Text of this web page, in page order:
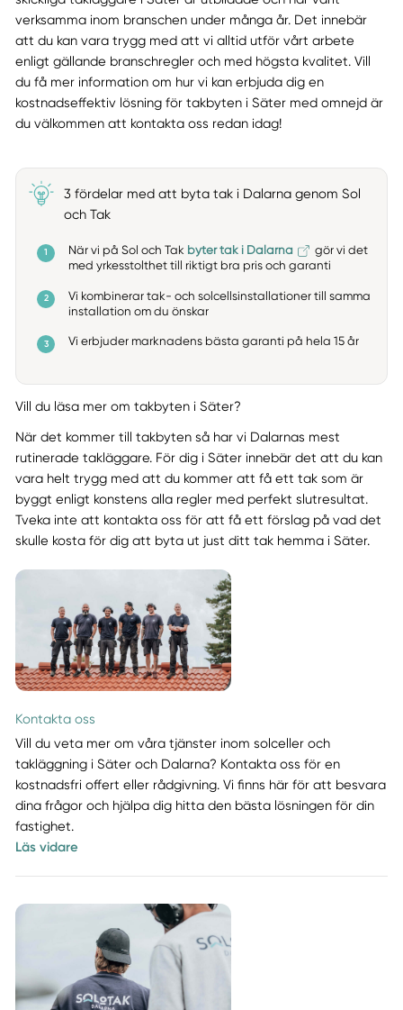
verksamma inom branschen under många år. Det innebär
att du kan vara trygg med att vi alltid utför vårt arbete
enligt gällande branschregler och med högsta kvalitet. Vill
du få mer information om hur vi kan erbjuda dig en
kostnadseffektiv lösning för takbyten i Säter med omnejd är
du välkommen att kontakta oss redan idag!
3 fördelar med att byta tak i Dalarna genom Sol
och Tak
När vi på Sol och Tak byter tak i Dalarna
gör vi det
med yrkesstolthet till riktigt bra pris och garanti
Vi kombinerar tak- och solcellsinstallationer till samma
installation om du önskar
Vi erbjuder marknadens bästa garanti på hela 15 år
Vill du läsa mer om takbyten i Säter?
När det kommer till takbyten så har vi Dalarnas mest
rutinerade takläggare. För dig i Säter innebär det att du kan
vara helt trygg med att du kommer att få ett tak som är
byggt enligt konstens alla regler med perfekt slutresultat.
Tveka inte att kontakta oss för att få ett förslag på vad det
skulle kosta för dig att byta ut just ditt tak hemma i Säter.
Kontakta oss
Vill du veta mer om våra tjänster inom solceller och
takläggning i Säter och Dalarna? Kontakta oss för en
kostnadsfri offert eller rådgivning. Vi finns här för att besvara
dina frågor och hjälpa dig hitta den bästa lösningen för din
fastighet.
Läs vidare